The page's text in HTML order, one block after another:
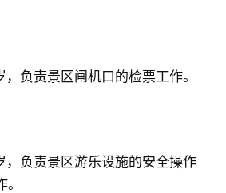
负责景区闸机口的检票工作。
，负责景区游乐设施的安全操作